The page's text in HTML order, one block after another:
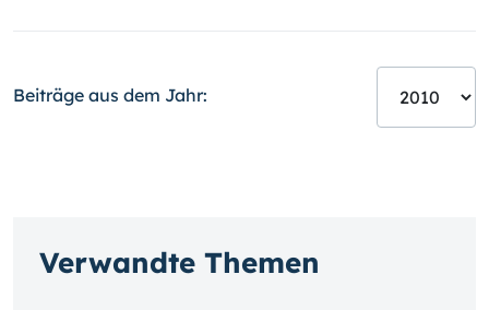
Beiträge aus dem Jahr:
Verwandte Themen